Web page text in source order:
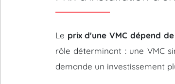
Le prix d'une VMC dépend
rôle déterminant : une VMC
demande un investissement